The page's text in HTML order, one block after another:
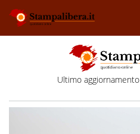
Ultimo aggiornamento